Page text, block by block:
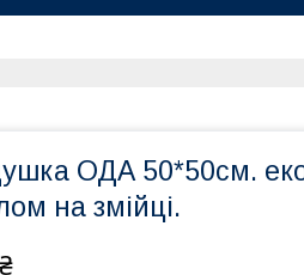
ОДА 50*50см.
на змійці.